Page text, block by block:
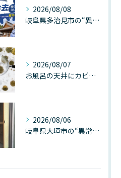
2026/08/08
岐阜県多治見市の“異常な高温”が建物内部を破壊する──深層カビが急増する危険な温度差の正体
2026/08/07
お風呂の天井にカビが生えたら要注意！2026年8月の猛暑・高湿度で急増する浴室カビの原因と正しい対策
2026/08/06
岐阜県大垣市の“異常に高い気温”が建物内部を腐らせる──深層カビが爆発的に増える本当の理由